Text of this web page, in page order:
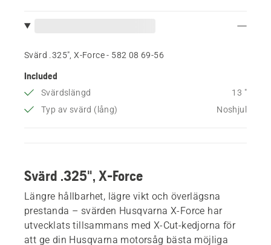
Svärd .325", X-Force - 582 08 69‑56
Included
Svärdslängd
13 "
Typ av svärd (lång)
Noshjul
Svärd .325", X-Force
Längre hållbarhet, lägre vikt och överlägsna
prestanda – svärden Husqvarna X-Force har
utvecklats tillsammans med X-Cut-kedjorna för
att ge din Husqvarna motorsåg bästa möjliga